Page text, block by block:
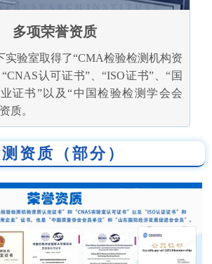
多项荣誉资质
实验室取得了“CMA检验检测机构资
认可证书”、“ISO证书”、“国
证书”以及“中国检验检测学会会
质。
资质（部分）